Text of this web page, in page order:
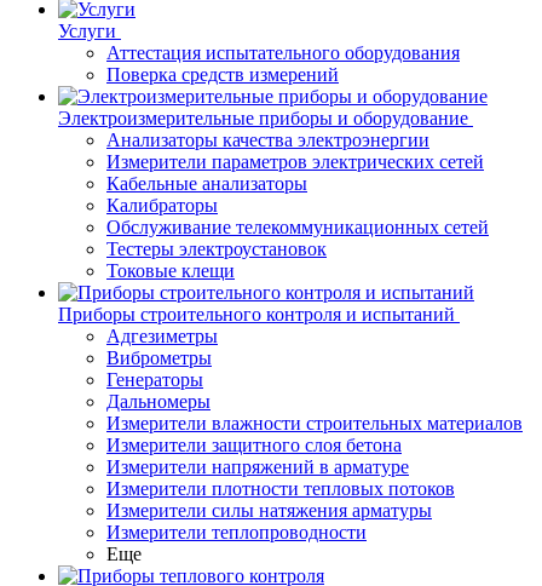
Услуги
Аттестация испытательного оборудования
Поверка средств измерений
Электроизмерительные приборы и оборудование
Анализаторы качества электроэнергии
Измерители параметров электрических сетей
Кабельные анализаторы
Калибраторы
Обслуживание телекоммуникационных сетей
Тестеры электроустановок
Токовые клещи
Приборы строительного контроля и испытаний
Адгезиметры
Виброметры
Генераторы
Дальномеры
Измерители влажности строительных материалов
Измерители защитного слоя бетона
Измерители напряжений в арматуре
Измерители плотности тепловых потоков
Измерители силы натяжения арматуры
Измерители теплопроводности
Еще